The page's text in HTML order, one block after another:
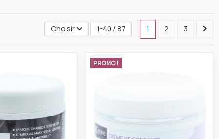
Choisir 1-40 / 87 1 2 3
visage 450 ml
k-reine Gommage charcoal 150 ml
PROMO !